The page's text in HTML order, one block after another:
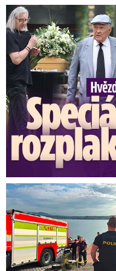
Bude oblačno až
místy i polojasno.
přeháňky nebo
až 6 °C. Nejvyšší
jihu Moravy až 22
jihozápadní vítr 2
Předpověď na
Bude oblačno až
zataženo a místy se
ojediněle i bouřky.
ustávat a
teploty 13 až 9 °C.
22 °C.Mírný západní
Speciální řečníci nad